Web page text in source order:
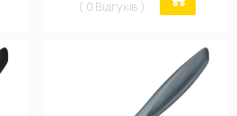
( 0 Відгуків )